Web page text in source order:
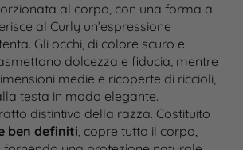
al corpo, con una forma a
al Curly un’espressione
Gli occhi, di colore scuro e
dolcezza e fiducia, mentre
medie e ricoperte di riccioli,
testa in modo elegante.
distintivo della razza. Costituito
ben definiti, copre tutto il corpo,